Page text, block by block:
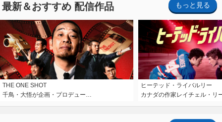
最新＆おすすめ 配信作品 もっと見る
THE ONE SHOT
千鳥・大悟が企画・プロデュー…
ヒーテッド・ライバルリー
カナダの作家レイチェル・リ